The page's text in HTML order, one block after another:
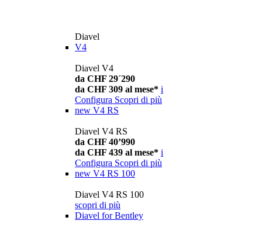
Diavel
V4
Diavel V4
da CHF 29´290
da CHF 309 al mese* i
Configura Scopri di più
new V4 RS
Diavel V4 RS
da CHF 40’990
da CHF 439 al mese* i
Configura Scopri di più
new V4 RS 100
Diavel V4 RS 100
scopri di più
Diavel for Bentley